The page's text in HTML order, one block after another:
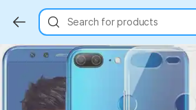
Search for products
Key Highlights